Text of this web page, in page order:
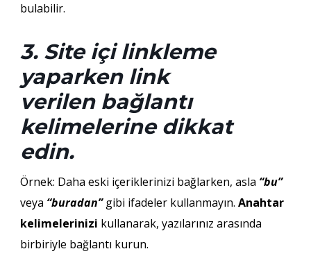
bulabilir.
3. Site içi linkleme
yaparken link
verilen bağlantı
kelimelerine dikkat
edin.
Örnek: Daha eski içeriklerinizi bağlarken, asla “bu”
veya “buradan”gibi ifadeler kullanmayın. Anahtar
kelimelerinizi kullanarak, yazılarınız arasında
birbiriyle bağlantı kurun.